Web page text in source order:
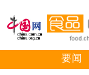
要闻